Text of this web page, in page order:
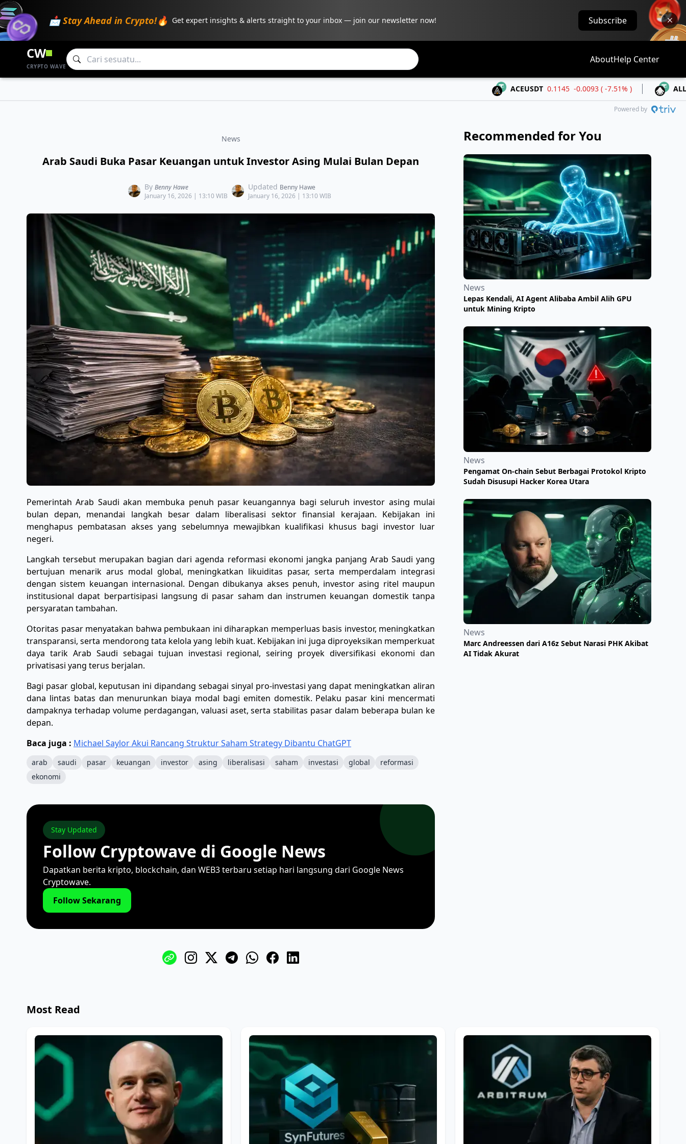
📩 Stay Ahead in Crypto!🔥 Get expert insights & alerts straight to your inbox — join our newsletter now! Subscribe
CW
CRYPTO WAVE
AboutHelp Center
ACEUSDT 0.1145 -0.0093 ( -7.51% ) ALLOUSDT
Powered by
News
Arab Saudi Buka Pasar Keuangan untuk Investor Asing Mulai Bulan Depan
By Benny Hawe
January 16, 2026 | 13:10 WIB
Updated Benny Hawe
January 16, 2026 | 13:10 WIB
Pemerintah Arab Saudi akan membuka penuh pasar keuangannya bagi seluruh investor asing mulai
bulan depan, menandai langkah besar dalam liberalisasi sektor finansial kerajaan. Kebijakan ini
menghapus pembatasan akses yang sebelumnya mewajibkan kualifikasi khusus bagi investor luar
negeri.
Langkah tersebut merupakan bagian dari agenda reformasi ekonomi jangka panjang Arab Saudi yang
bertujuan menarik arus modal global, meningkatkan likuiditas pasar, serta memperdalam integrasi
dengan sistem keuangan internasional. Dengan dibukanya akses penuh, investor asing ritel maupun
institusional dapat berpartisipasi langsung di pasar saham dan instrumen keuangan domestik tanpa
persyaratan tambahan.
Otoritas pasar menyatakan bahwa pembukaan ini diharapkan memperluas basis investor, meningkatkan
transparansi, serta mendorong tata kelola yang lebih kuat. Kebijakan ini juga diproyeksikan memperkuat
daya tarik Arab Saudi sebagai tujuan investasi regional, seiring proyek diversifikasi ekonomi dan
privatisasi yang terus berjalan.
Bagi pasar global, keputusan ini dipandang sebagai sinyal pro-investasi yang dapat meningkatkan aliran
dana lintas batas dan menurunkan biaya modal bagi emiten domestik. Pelaku pasar kini mencermati
dampaknya terhadap volume perdagangan, valuasi aset, serta stabilitas pasar dalam beberapa bulan ke
depan.
Baca juga : Michael Saylor Akui Rancang Struktur Saham Strategy Dibantu ChatGPT
arab saudi pasar keuangan investor asing liberalisasi saham investasi global
reformasi
ekonomi
Stay Updated
Follow Cryptowave di Google News
Dapatkan berita kripto, blockchain, dan WEB3 terbaru setiap hari langsung dari Google News
Cryptowave.
Follow Sekarang
Recommended for You
News
Lepas Kendali, AI Agent Alibaba Ambil Alih GPU
untuk Mining Kripto
News
Pengamat On-chain Sebut Berbagai Protokol Kripto
Sudah Disusupi Hacker Korea Utara
News
Marc Andreessen dari A16z Sebut Narasi PHK Akibat
AI Tidak Akurat
Most Read